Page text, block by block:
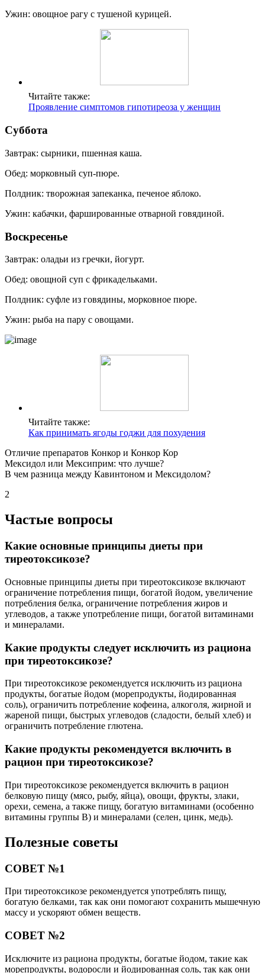
Ужин: овощное рагу с тушеной курицей.
Читайте также:
Проявление симптомов гипотиреоза у женщин
Суббота
Завтрак: сырники, пшенная каша.
Обед: морковный суп-пюре.
Полдник: творожная запеканка, печеное яблоко.
Ужин: кабачки, фаршированные отварной говядиной.
Воскресенье
Завтрак: оладьи из гречки, йогурт.
Обед: овощной суп с фрикадельками.
Полдник: суфле из говядины, морковное пюре.
Ужин: рыба на пару с овощами.
Читайте также:
Как принимать ягоды годжи для похудения
Отличие препаратов Конкор и Конкор Кор
Мексидол или Мексиприм: что лучше?
В чем разница между Кавинтоном и Мексидолом?
2
Частые вопросы
Какие основные принципы диеты при
тиреотоксикозе?
Основные принципы диеты при тиреотоксикозе включают
ограничение потребления пищи, богатой йодом, увеличение
потребления белка, ограничение потребления жиров и
углеводов, а также употребление пищи, богатой витаминами
и минералами.
Какие продукты следует исключить из рациона
при тиреотоксикозе?
При тиреотоксикозе рекомендуется исключить из рациона
продукты, богатые йодом (морепродукты, йодированная
соль), ограничить потребление кофеина, алкоголя, жирной и
жареной пищи, быстрых углеводов (сладости, белый хлеб) и
ограничить потребление глютена.
Какие продукты рекомендуется включить в
рацион при тиреотоксикозе?
При тиреотоксикозе рекомендуется включить в рацион
белковую пищу (мясо, рыбу, яйца), овощи, фрукты, злаки,
орехи, семена, а также пищу, богатую витаминами (особенно
витамины группы В) и минералами (селен, цинк, медь).
Полезные советы
СОВЕТ №1
При тиреотоксикозе рекомендуется употреблять пищу,
богатую белками, так как они помогают сохранить мышечную
массу и ускоряют обмен веществ.
СОВЕТ №2
Исключите из рациона продукты, богатые йодом, такие как
морепродукты, водоросли и йодированная соль, так как они